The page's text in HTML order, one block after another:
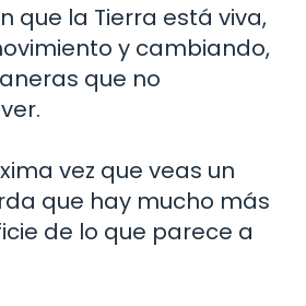
que la Tierra está viva,
y cambiando,
que no
vez que veas un
que hay mucho más
de lo que parece a